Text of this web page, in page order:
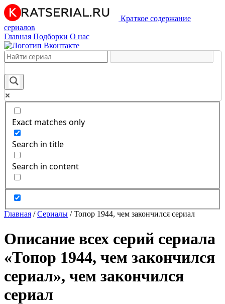
Краткое содержание
сериалов
Главная Подборки О нас
Exact matches only
Search in title
Search in content
Главная /Сериалы /Топор 1944, чем закончился сериал
Описание всех серий сериала
«Топор 1944, чем закончился
сериал», чем закончился
сериал